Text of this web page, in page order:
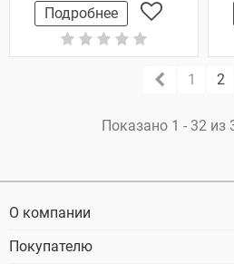
Подробнее
1 2
Показано 1 - 32 из
О компании
Покупателю